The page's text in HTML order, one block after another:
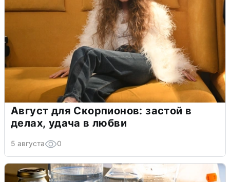
Август для Скорпионов: застой в
делах, удача в любви
5 августа 0